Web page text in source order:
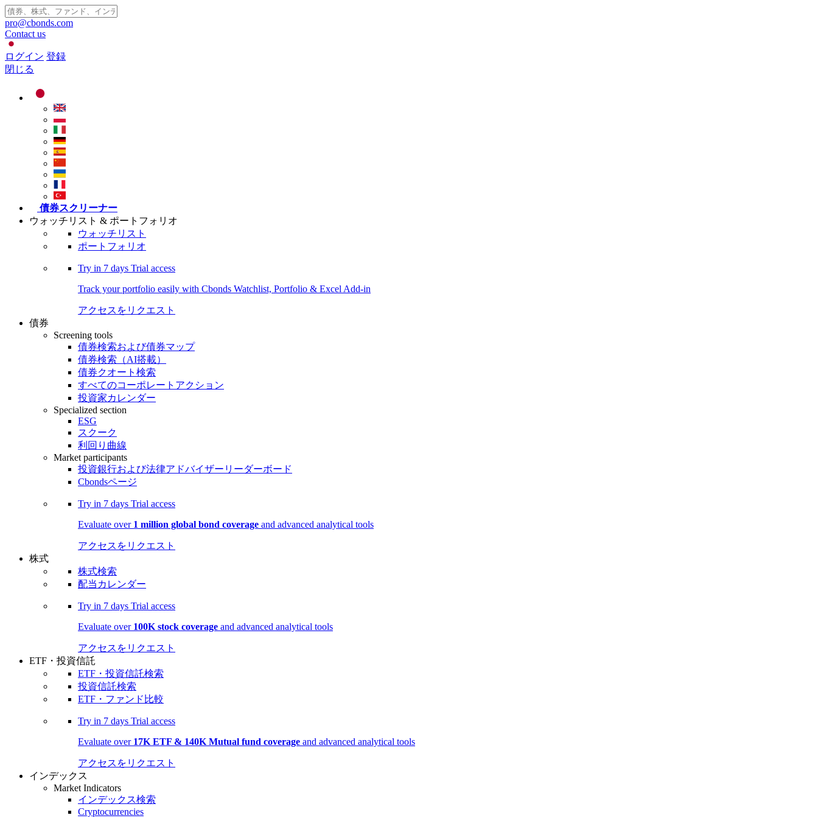
pro@cbonds.com
Contact us
ログイン 登録
閉じる
債券スクリーナー
ウォッチリスト & ポートフォリオ
ウォッチリスト
ポートフォリオ
Try in 7 days Trial access
Track your portfolio easily with Cbonds Watchlist, Portfolio & Excel Add-in
アクセスをリクエスト
債券
Screening tools
債券検索および債券マップ
債券検索（AI搭載）
債券クオート検索
すべてのコーポレートアクション
投資家カレンダー
Specialized section
ESG
スクーク
利回り曲線
Market participants
投資銀行および法律アドバイザーリーダーボード
Cbondsページ
Try in 7 days Trial access
Evaluate over 1 million global bond coverage and advanced analytical tools
アクセスをリクエスト
株式
株式検索
配当カレンダー
Try in 7 days Trial access
Evaluate over 100K stock coverage and advanced analytical tools
アクセスをリクエスト
ETF・投資信託
ETF・投資信託検索
投資信託検索
ETF・ファンド比較
Try in 7 days Trial access
Evaluate over 17K ETF & 140K Mutual fund coverage and advanced analytical tools
アクセスをリクエスト
インデックス
Market Indicators
インデックス検索
Cryptocurrencies